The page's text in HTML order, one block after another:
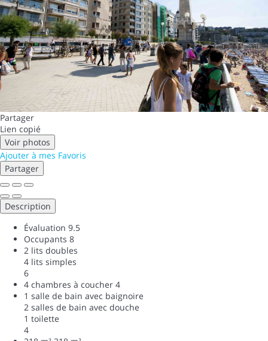
Partager
Lien copié
Voir photos
Ajouter à mes Favoris
Partager
Description
Évaluation 9.5
Occupants 8
2 lits doubles
4 lits simples
6
4 chambres à coucher 4
1 salle de bain avec baignoire
2 salles de bain avec douche
1 toilette
4